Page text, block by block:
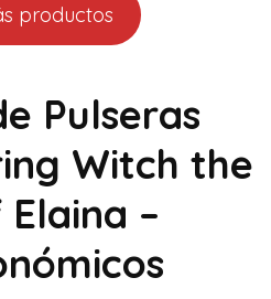
productos
Pulseras
Witch the
–